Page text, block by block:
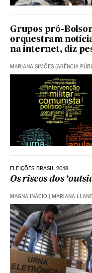
Grupos pró-
orquestram
na internet, diz
MARIANA SIMÕES (AGÊNCIA
ELEIÇÕES BRASIL 2018
Os riscos dos
MAGNA INÁCIO | MARIANA